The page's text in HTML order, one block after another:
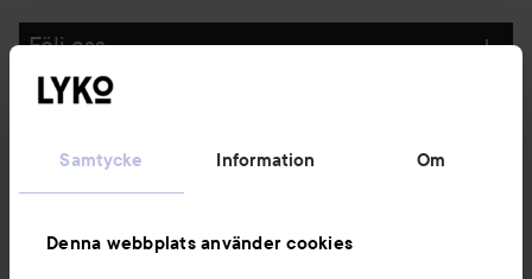
Samtycke Information Om
Denna webbplats använder cookies
Följ oss